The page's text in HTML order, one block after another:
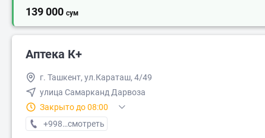
139 000 сум
Аптека К+
г. Ташкент, ул.Караташ, 4/49
улица Самарканд Дарвоза
Закрыто до 08:00
+998 (88) XXX-XX-XX
смотреть